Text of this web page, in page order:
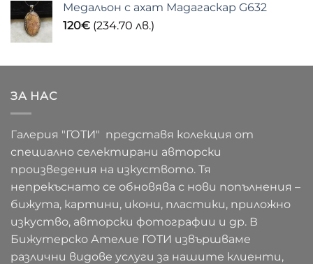
Медальон с ахат Мадагаскар G632
120€ (234.70 лв.)
ЗА НАС
Галерия "ГОТИ" представя колекция от
специално селектирани авторски
произведения на изкуството. Тя
непрекъснато се обновява с нови попълнения –
бижута, картини, икони, пластики, приложно
изкуство, авторски фотографии и др. В
Бижутерско Ателие ГОТИ извършваме
различни видове услуги за нашите клиенти,